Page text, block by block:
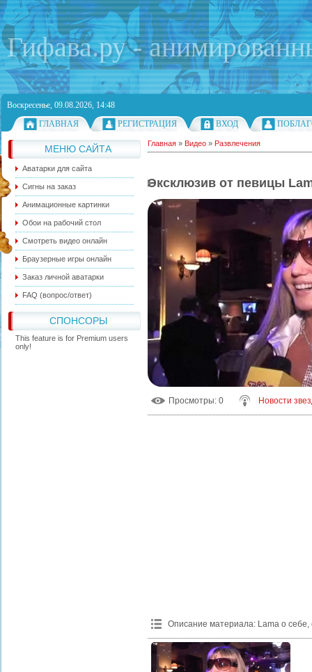
Гифава.ру -
Воскресенье, 09.08.2026, 14:48
ГЛАВНАЯ
РЕГИСТРАЦИЯ ВХОД
МЕНЮ САЙТА
Аватарки для сайта
Сигны на заказ
Анимационные картинки
Обои на рабочий стол
Смотреть видео онлайн
Браузерные игры онлайн
Заказ личной аватарки
FAQ (вопрос/ответ)
СПОНСОРЫ
This feature is for Premium users
only!
Главная » Видео » Развлечения
Эксклюзив от певицы
Просмотры: 0 Новости
Описание материала: Lama о